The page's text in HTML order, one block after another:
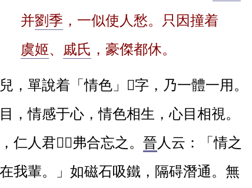
并劉季 ，一似使人愁。只因撞着
虞姬、 戚氏 ，豪傑都休。
，情感于心，情色相生，心目相視。
仁人君󿀊，弗合忘之。 晉 人云：「情之
我輩。」如磁石吸鐵，隔碍潛通。無